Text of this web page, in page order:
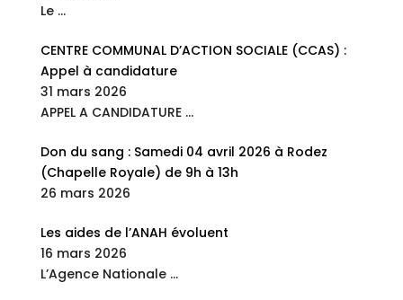
Le …
CENTRE COMMUNAL D’ACTION SOCIALE (CCAS) :
Appel à candidature
31 mars 2026
APPEL A CANDIDATURE …
Don du sang : Samedi 04 avril 2026 à Rodez
(Chapelle Royale) de 9h à 13h
26 mars 2026
Les aides de l’ANAH évoluent
16 mars 2026
L’Agence Nationale …